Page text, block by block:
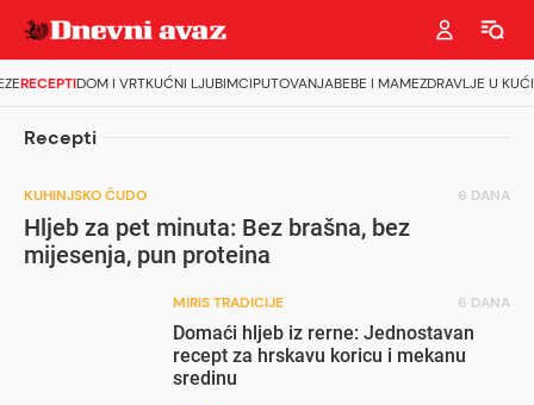
RECEPTIDOM I VRTKUĆNI LJUBIMCIPUTOVANJABEBE I MAMEZDRAVLJE U KUĆI
Recepti
KUHINJSKO ČUDO 6 DANA
Hljeb za pet minuta: Bez brašna, bez
mijesenja, pun proteina
MIRIS TRADICIJE 6 DANA
Domaći hljeb iz rerne: Jednostavan
recept za hrskavu koricu i mekanu
sredinu